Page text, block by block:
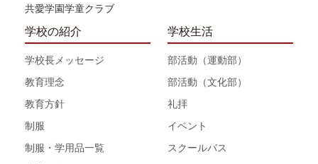
共愛学園学童クラブ
学校の紹介
学校長メッセージ
教育理念
教育方針
制服
制服・学用品一覧
学校生活
部活動（運動部）
部活動（文化部）
礼拝
イベント
スクールバス